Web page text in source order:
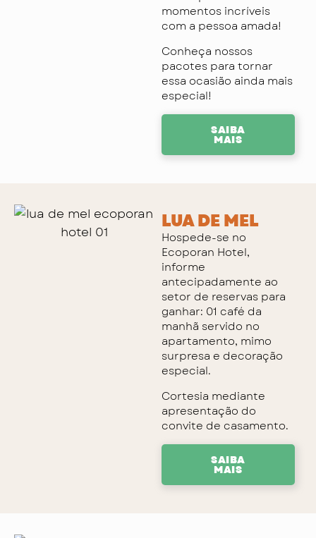
momentos incríveis
com a pessoa amada!
Conheça nossos
pacotes para tornar
essa ocasião ainda mais
especial!
SAIBA
MAIS
LUA DE MEL
Hospede-se no
Ecoporan Hotel,
informe
antecipadamente ao
setor de reservas para
ganhar: 01 café da
manhã servido no
apartamento, mimo
surpresa e decoração
especial.
Cortesia mediante
apresentação do
convite de casamento.
SAIBA
MAIS